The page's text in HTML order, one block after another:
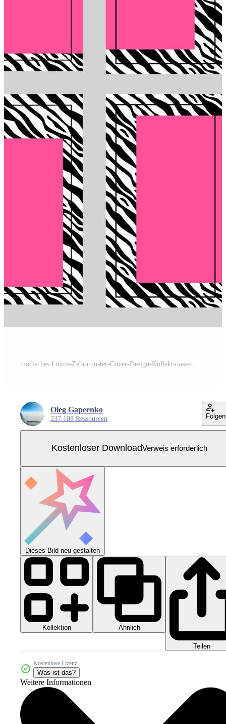
Oleg Gapeenko
237.108 Ressourcen Folgen
Kostenloser DownloadVerweis erforderlich
Dieses Bild neu gestalten
Kollektion Ähnlich
Teilen
Kostenlose Lizenz
Was ist das?
Weitere Informationen